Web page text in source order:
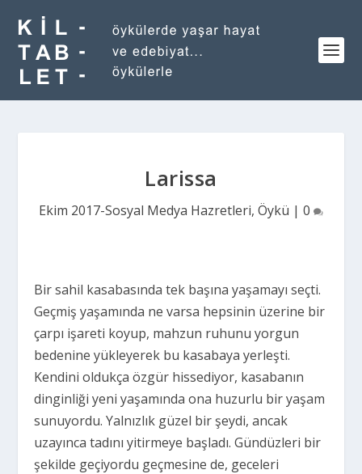
Larissa
Ekim 2017-Sosyal Medya Hazretleri, Öykü | 0
Bir sahil kasabasında tek başına yaşamayı seçti.
Geçmiş yaşamında ne varsa hepsinin üzerine bir
çarpı işareti koyup, mahzun ruhunu yorgun
bedenine yükleyerek bu kasabaya yerleşti.
Kendini oldukça özgür hissediyor, kasabanın
dinginliği yeni yaşamında ona huzurlu bir yaşam
sunuyordu. Yalnızlık güzel bir şeydi, ancak
uzayınca tadını yitirmeye başladı. Gündüzleri bir
şekilde geçiyordu geçmesine de, geceleri